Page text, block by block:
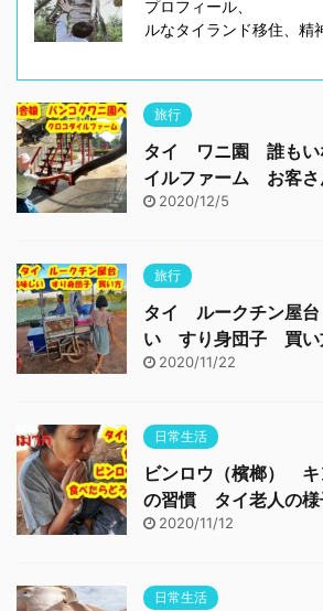
プロフィール、 本
ルなタイランド移住、精
旅行
タイ ワニ園 誰もい
イルファーム お客さ
2020/12/5
旅行
タイ ルークチン屋
い すり身団子 買い
2020/11/22
日常生活
ビンロウ（檳榔）
の習慣 タイ老人の様
2020/11/12
日常生活